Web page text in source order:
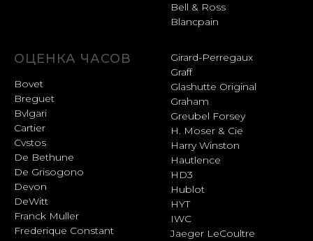
Bell & Ross
Blancpain
ОЦЕНКА ЧАСОВ
Bovet
Breguet
Bvlgari
Cartier
Cvstos
De Bethune
De Grisogono
Devon
DeWitt
Franck Muller
Frederique Constant
Girard-Perregaux
Graff
Glashutte Original
Graham
Greubel Forsey
H. Moser & Cie
Harry Winston
Hautlence
HD3
Hublot
HYT
IWC
Jaeger LeCoultre